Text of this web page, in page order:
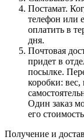
Постамат.
телефон или
оплатить в
дня.
Почтовая
придет в
посылке.
коробки: вес,
Один заказ
его
Получение и